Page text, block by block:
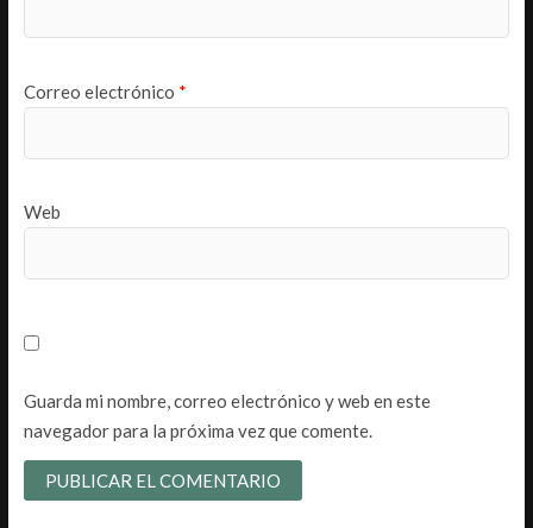
Correo electrónico *
Web
Guarda mi nombre, correo electrónico y web en este
navegador para la próxima vez que comente.